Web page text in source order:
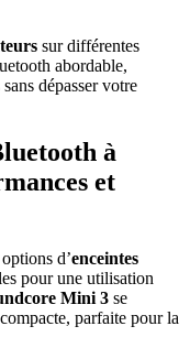
sur différentes
abordable,
dépasser votre
à
et
d’enceintes
pour une utilisation
Mini 3 se
parfaite pour la